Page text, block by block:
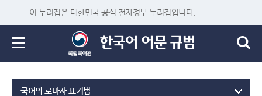
이 누리집은 대한민국 공식 전자정부 누리집입니다.
국어의 로마자 표기법